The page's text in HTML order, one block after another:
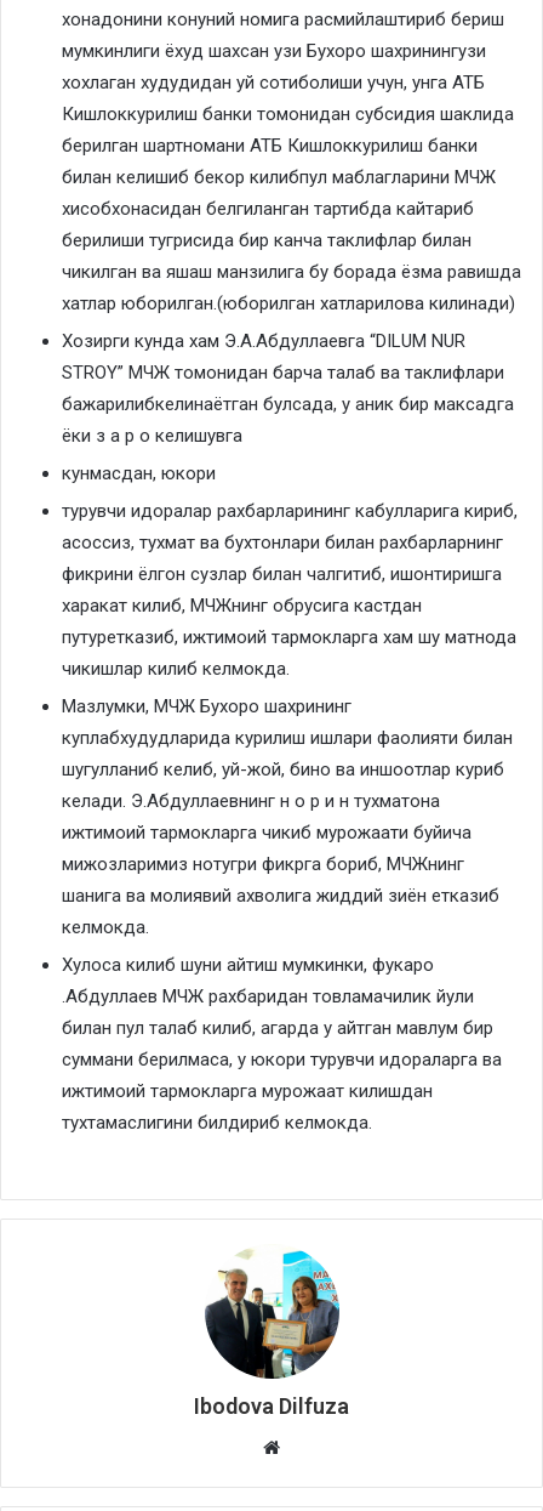
хонадонини конуний номига расмийлаштириб бериш
мумкинлиги ёхуд шахсан узи Бухоро шахринингузи
хохлаган худудидан уй сотиболиши учун, унга АТБ
Кишлоккурилиш банки томонидан субсидия шаклида
берилган шартномани АТБ Кишлоккурилиш банки
билан келишиб бекор килибпул маблагларини МЧЖ
хисобхонасидан белгиланган тартибда кайтариб
берилиши тугрисида бир канча таклифлар билан
чикилган ва яшаш манзилига бу борада ёзма равишда
хатлар юборилган.(юборилган хатларилова килинади)
Хозирги кунда хам Э.А.Абдуллаевга “DILUM NUR
STROY” МЧЖ томонидан барча талаб ва таклифлари
бажарилибкелинаётган булсада, у аник бир максадга
ёки з а р о келишувга
кунмасдан, юкори
турувчи идоралар рахбарларининг кабулларига кириб,
асоссиз, тухмат ва бухтонлари билан рахбарларнинг
фикрини ёлгон сузлар билан чалгитиб, ишонтиришга
харакат килиб, МЧЖнинг обрусига кастдан
путуретказиб, ижтимоий тармокларга хам шу матнода
чикишлар килиб келмокда.
Мазлумки, МЧЖ Бухоро шахрининг
куплабхудудларида курилиш ишлари фаолияти билан
шугулланиб келиб, уй-жой, бино ва иншоотлар куриб
келади. Э.Абдуллаевнинг н о р и н тухматона
ижтимоий тармокларга чикиб мурожаати буйича
мижозларимиз нотугри фикрга бориб, МЧЖнинг
шанига ва молиявий ахволига жиддий зиён етказиб
келмокда.
Хулоса килиб шуни айтиш мумкинки, фукаро
.Абдуллаев МЧЖ рахбаридан товламачилик йули
билан пул талаб килиб, агарда у айтган мавлум бир
суммани берилмаса, у юкори турувчи идораларга ва
ижтимоий тармокларга мурожаат килишдан
тухтамаслигини билдириб келмокда.
Ibodova Dilfuza
Website